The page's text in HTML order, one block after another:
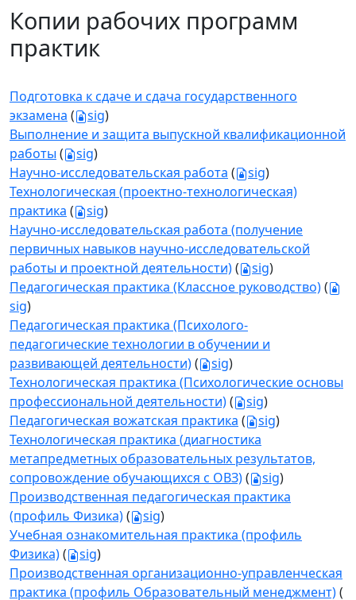
Копии рабочих программ
практик
Подготовка к сдаче и сдача государственного
экзамена ( sig)
Выполнение и защита выпускной квалификационной
работы ( sig)
Научно-исследовательская работа ( sig)
Технологическая (проектно-технологическая)
практика ( sig)
Научно-исследовательская работа (получение
первичных навыков научно-исследовательской
работы и проектной деятельности)( sig)
Педагогическая практика (Классное руководство)(
sig)
Педагогическая практика (Психолого-
педагогические технологии в обучении и
развивающей деятельности)( sig)
Технологическая практика (Психологические основы
профессиональной деятельности)( sig)
Педагогическая вожатская практика ( sig)
Технологическая практика (диагностика
метапредметных образовательных результатов,
сопровождение обучающихся с ОВЗ)( sig)
Производственная педагогическая практика
(профиль Физика)( sig)
Учебная ознакомительная практика (профиль
Физика)( sig)
Производственная организационно-управленческая
практика (профиль Образовательный менеджмент)(